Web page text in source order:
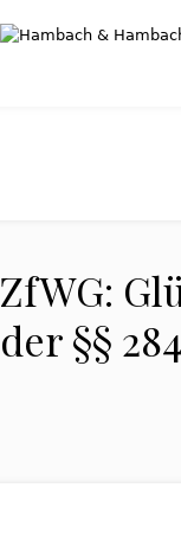
ZfWG:
der §§